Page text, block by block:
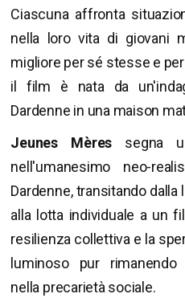
Ciascuna affronta
nella loro vita di giovani
migliore per sé stesse e
il film è nata da
Dardenne in una maison
Jeunes Mères segna
nell'umanesimo neo-
Dardenne, transitando
alla lotta individuale a un
resilienza collettiva e la
luminoso pur
nella precarietà sociale.